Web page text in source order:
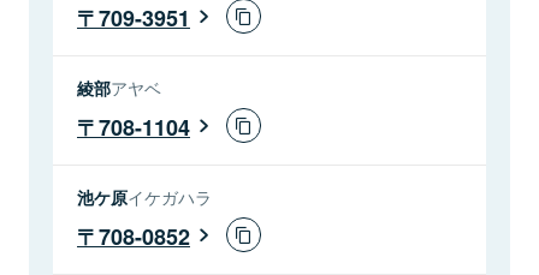
709-3951
綾部アヤベ
708-1104
池ケ原イケガハラ
708-0852